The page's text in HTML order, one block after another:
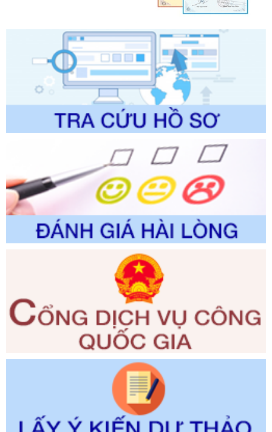
được sửa đổi, bổ sung và phê duyệt Quy trình nội bộ, quy
lịch thuộc phạm vi chức năng quản lý của Sở Văn hóa, Thể
thao và Du lịch
Ngày ban hành: 01/06/2026
Số kí hiệu:2310/QĐ-UBND
Tên: Về việc công bố Danh mục thủ tục hành chính sửa
đổi, bổ sung và phê duyệt Quy trình nội bộ, quy trình điện tử
trong giải quyết thủtục hành chính lĩnh vực biến đổi khí hậu
thuộc phạm vi giải quyết của Sở Nông nghiệp và Môi
Ngày ban hành: 01/06/2026
Số kí hiệu:2300/QĐ-UBND
Tên: V/v công bố danh mục thủ tục hành chính được sửa
đổi, bổ sung và phê duyệt quy trình nội bộ, quy trình điện tử
giải quyết thủ tục hành chính trong lĩnh vực Luật sư thuộc
phạm vi chức năng quản lý của Sở Tư pháp
Ngày ban hành: 01/06/2026
351/2025/NĐ-CP
Tên: Nghị định số 351/2025/NĐ-CP của Chính phủ: Quy
định chuẩn nghèo đa chiều quốc gia giai đoạn 2026 - 2030
Ngày ban hành: 29/12/2026
Số kí hiệu:3014/QĐ-UBND
Tên: Quyết định về việc công bố danh mục thủ tục hành
chính ban hành mới, sửa đổi bổ sung trong lĩnh vực hỗ trợ
đầu tư, lĩnh vực đấu thầu lựa chọn nhà thầu thuộc thẩm
quyền giải quyết của Sở Tài chính và Ban Quản lý Khu kinh
Ngày ban hành: 23/09/2026
292/2026/NĐ-CP
Tên: Nghị định số 292/2026/NĐ-CP của Chính phủ: Quy